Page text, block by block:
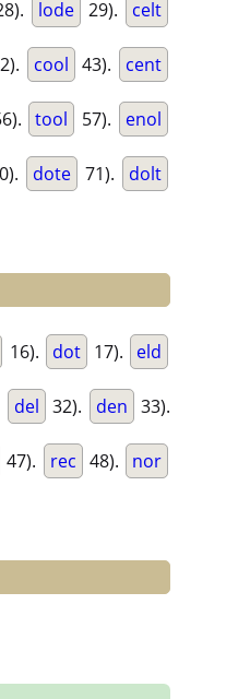
lode 29). celt
cool 43). cent
tool 57). enol
dote 71). dolt
16). dot 17). eld
del 32). den 33).
47). rec 48). nor